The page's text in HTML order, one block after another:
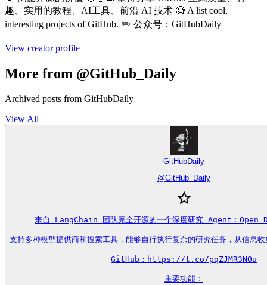
趣、实用的教程、AI工具、前沿 AI 技术 🧐 A list cool,
interesting projects of GitHub. ✏️ 公众号：GitHubDaily
View creator profile
More from @GitHub_Daily
Archived posts from GitHubDaily
View All
GitHubDaily
@GitHub_Daily
来自 LangChain 团队完全开源的一个深度研究 Agent：Open
支持多种模型提供商和搜索工具，能够自行执行复杂的研究任务，从信息
GitHub：https://t.co/pqZJMR3NOu
主要功能：